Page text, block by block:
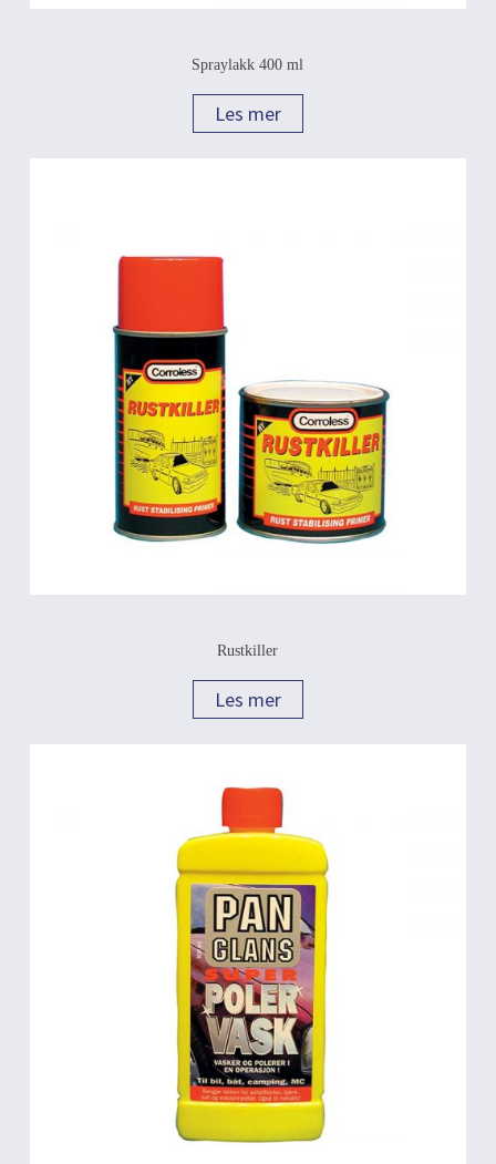
Spraylakk 400 ml
Les mer
Rustkiller
Les mer